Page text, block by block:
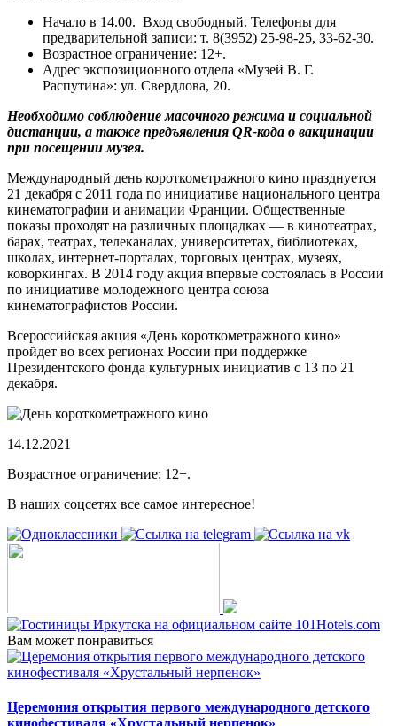
Начало в 14.00. Вход свободный. Телефоны для
предварительной записи: т. 8(3952) 25-98-25, 33-62-30.
Возрастное ограничение: 12+.
Адрес экспозиционного отдела «Музей В. Г.
Распутина»: ул. Свердлова, 20.
Необходимо соблюдение масочного режима и социальной
дистанции, а также предъявления QR-кода о вакцинации
при посещении музея.
Международный день короткометражного кино празднуется
21 декабря с 2011 года по инициативе национального центра
кинематографии и анимации Франции. Общественные
показы проходят на различных площадках — в кинотеатрах,
барах, театрах, телеканалах, университетах, библиотеках,
школах, интернет-порталах, торговых центрах, музеях,
коворкингах. В 2014 году акция впервые состоялась в России
по инициативе молодежного центра союза
кинематографистов России.
Всероссийская акция «День короткометражного кино»
пройдет во всех регионах России при поддержке
Президентского фонда культурных инициатив с 13 по 21
декабря.
14.12.2021
Возрастное ограничение: 12+.
В наших соцсетях все самое интересное!
Вам может понравиться
Церемония открытия первого международного детского
кинофестиваля «Хрустальный нерпенок»